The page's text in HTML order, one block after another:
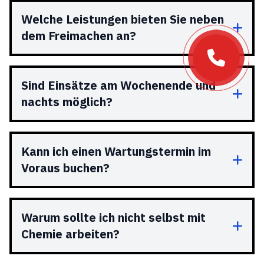
Welche Leistungen bieten Sie neben
dem Freimachen an?
Sind Einsätze am Wochenende und
nachts möglich?
Kann ich einen Wartungstermin im
Voraus buchen?
Warum sollte ich nicht selbst mit
Chemie arbeiten?